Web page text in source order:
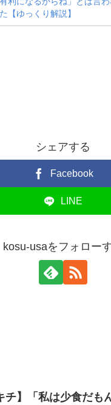
【ゆっくり解説】
シェアする
Facebook
LINE
kosu-usaをフォロー
チ】「私は少食だ